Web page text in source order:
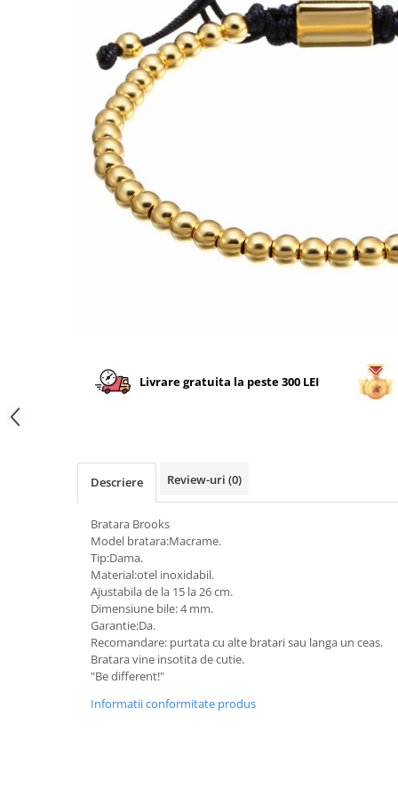
CEASURI DAMA
Livrare gratuita la peste 300 LEI
Descriere Review-uri (0)
Bratara Brooks
Model bratara:Macrame.
Tip:Dama.
Material:otel inoxidabil.
Ajustabila de la 15 la 26 cm.
Dimensiune bile: 4 mm.
Garantie:Da.
Recomandare: purtata cu alte bratari sau langa un ceas.
Bratara vine insotita de cutie.
"Be different!"
Informatii conformitate produs